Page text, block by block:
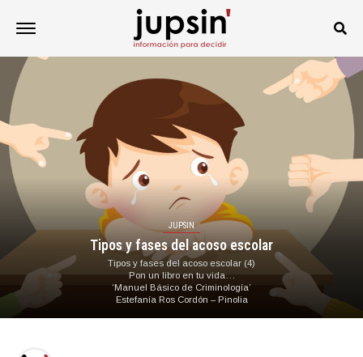
JUPSIN
Tipos y fases del acoso escolar
Tipos y fases del acoso escolar (4)
Pon un libro en tu vida…
‘Manuel Básico de Criminología’
Estefanía Ros Cordón – Pinolia